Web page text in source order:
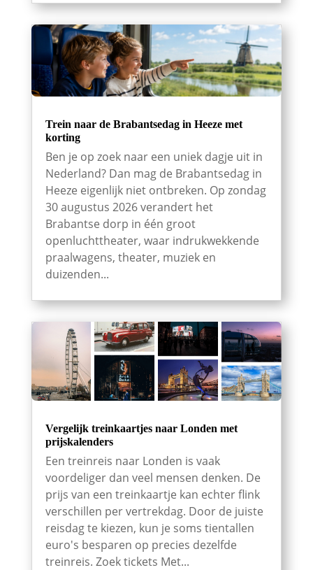
Trein naar de Brabantsedag in Heeze met
korting
Ben je op zoek naar een uniek dagje uit in
Nederland? Dan mag de Brabantsedag in
Heeze eigenlijk niet ontbreken. Op zondag
30 augustus 2026 verandert het
Brabantse dorp in één groot
openluchttheater, waar indrukwekkende
praalwagens, theater, muziek en
duizenden...
Vergelijk treinkaartjes naar Londen met
prijskalenders
Een treinreis naar Londen is vaak
voordeliger dan veel mensen denken. De
prijs van een treinkaartje kan echter flink
verschillen per vertrekdag. Door de juiste
reisdag te kiezen, kun je soms tientallen
euro's besparen op precies dezelfde
treinreis. Zoek tickets Met...